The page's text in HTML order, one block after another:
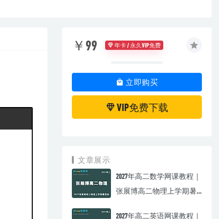
￥99 年卡 / 永久VIP免费
立即购买
VIP免费下载
文章展示
2027年高二数学网课教程｜
张展博高二物理上学期暑
2027年高二英语网课教程｜